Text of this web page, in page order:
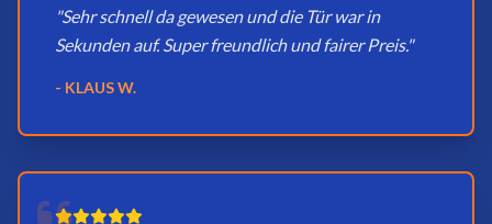
"Sehr schnell da gewesen und die Tür war in
Sekunden auf. Super freundlich und fairer Preis."
- KLAUS W.